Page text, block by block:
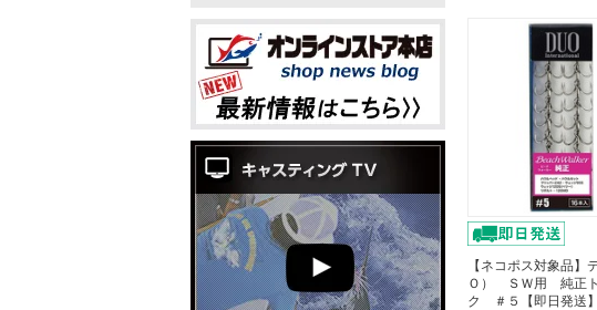
【ネコポス対象品】
Ｏ） ＳＷ用 純正ト
ク ＃５【即日発送】